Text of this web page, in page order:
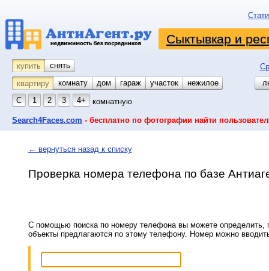
Сыктывкар и
купить снять
квартиру
комнату койко-место
дом гараж участок
нежилое
С
1 2 3 4+ комнатную
Search4Faces.com - бесплатно по фотографии найти
← вернуться назад к списку
Проверка номера телефона по базе
С помощью поиска по номеру телефона вы можете определить,
объекты предлагаются по этому телефону. Номер можно